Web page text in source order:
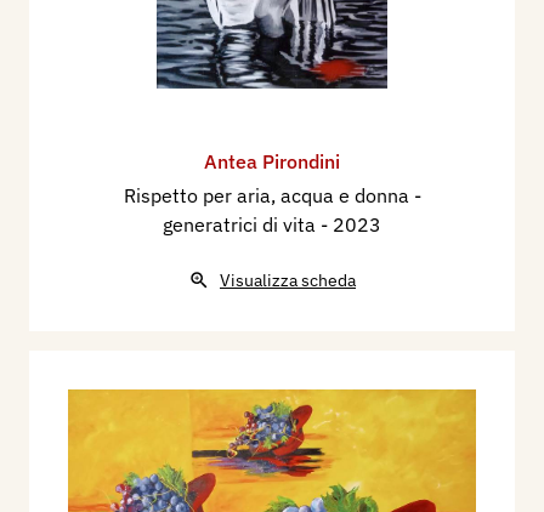
Antea Pirondini
Rispetto per aria, acqua e donna -
generatrici di vita - 2023
Visualizza scheda